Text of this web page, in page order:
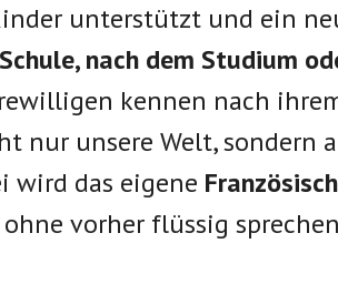
unterstützt und ein
nach dem Studium
kennen nach
nur unsere Welt, sondern
wird das eigene Französisch
vorher flüssig